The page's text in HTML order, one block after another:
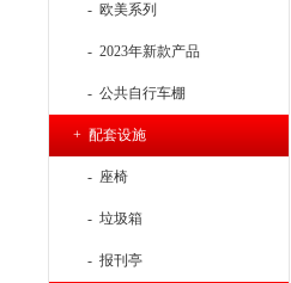
- 欧美系列
- 2023年新款产品
- 公共自行车棚
+ 配套设施
- 座椅
- 垃圾箱
- 报刊亭